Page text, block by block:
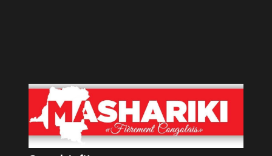
Le Groupe de Presse Mashariki RDC est une organisation
médiatique d’envergure, légalement constituée en
République Démocratique du Congo.
Découvrir qui nous sommes